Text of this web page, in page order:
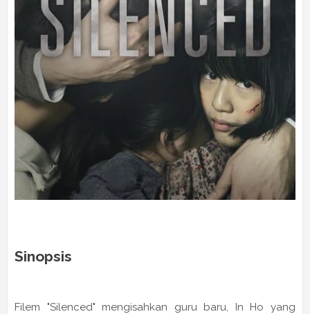
Sinopsis
Filem "Silenced" mengisahkan guru baru, In Ho yang